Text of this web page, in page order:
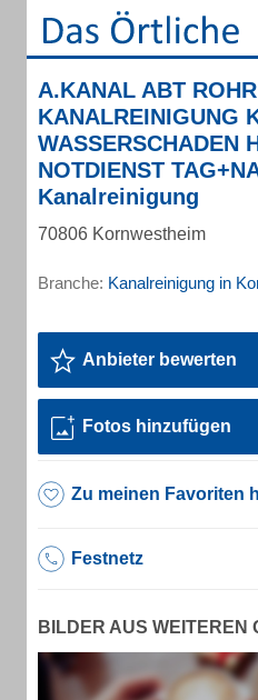
A.KANAL ABT ROHR
KANALREINIGUNG
WASSERSCHADEN
NOTDIENST
Kanalreinigung
70806 Kornwestheim
Branche: Kanalreinigung in
Anbieter bewerten
Fotos hinzufügen
Zu meinen Favoriten
Festnetz
BILDER AUS WEITEREN